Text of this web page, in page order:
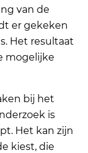
van de
er gekeken
Het resultaat
mogelijke
bij het
is
Het kan zijn
kiest, die